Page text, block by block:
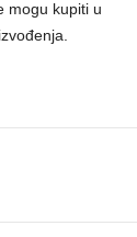
mogu kupiti u